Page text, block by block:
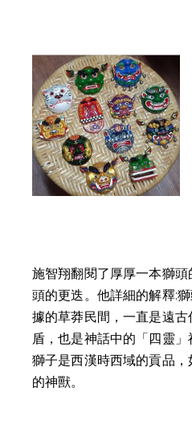
施智翔翻閱了厚厚一本獅
頭的更迭。他詳細的解釋:
據的草莽民間，一直是遠
盾，也是神話中的「四靈」
獅子是西漢時西域的貢品
的神獸。